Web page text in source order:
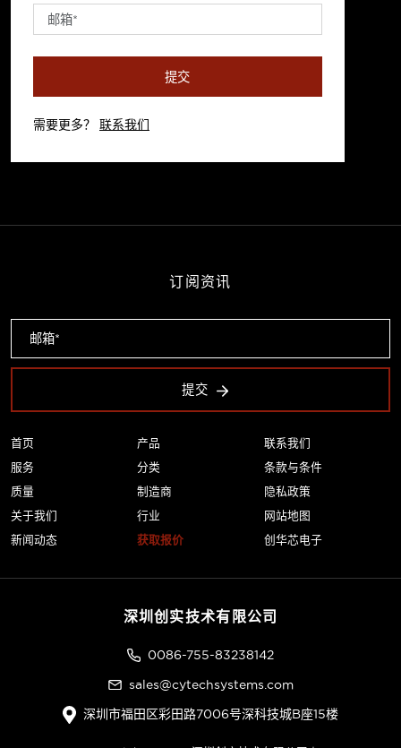
提交
需要更多？ 联系我们
首页
服务
质量
关于我们
新闻动态
产品
分类
制造商
行业
获取报价
联系我们
条款与条件
隐私政策
网站地图
创华芯电子
订阅资讯
提交
深圳创实技术有限公司
0086-755-83238142
sales@cytechsystems.com
深圳市福田区彩田路7006号深科技城B座15楼